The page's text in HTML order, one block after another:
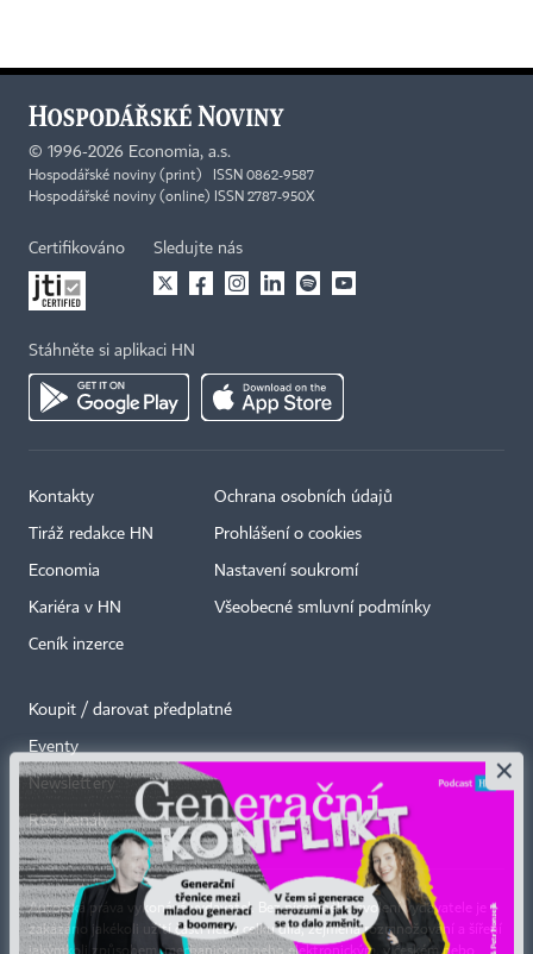
© 1996-2026 Economia, a.s.
Hospodářské noviny (print) ISSN 0862-9587
Hospodářské noviny (online) ISSN 2787-950X
Certifikováno Sledujte nás
Stáhněte si aplikaci HN
Kontakty
Tiráž redakce HN
Economia
Kariéra v HN
Ceník inzerce
Ochrana osobních údajů
Prohlášení o cookies
Nastavení soukromí
Všeobecné smluvní podmínky
Koupit / darovat předplatné
Eventy
Newslettery
RSS kanály
Autorská práva vykonává vydavatel. Bez písemného svolení vydavatele je
zakázáno jakékoli užití částí nebo celku díla, zejména rozmnožování a šíření
×